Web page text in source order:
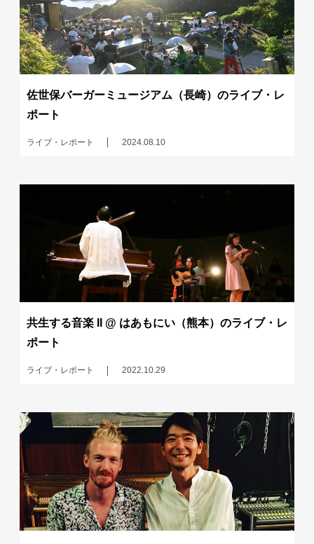
佐世保バーガーミュージアム（長崎）のライブ・レ
ポート
ライブ・レポート 2024.08.10
共生する音楽 II @ はあもにい（熊本）のライブ・レ
ポート
ライブ・レポート 2022.10.29